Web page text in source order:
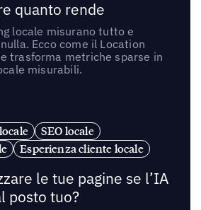
quanto rende
locale misurano tutto e
Ecco come il Location
trasforma metriche sparse in
misurabili.
SEO locale
Esperienza cliente locale
le tue pagine se l’IA
posto tuo?